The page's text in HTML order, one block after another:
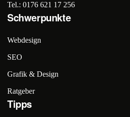
Tel.: 0176 621 17 256
Schwerpunkte
Webdesign
SEO
Grafik & Design
Ratgeber
Tipps